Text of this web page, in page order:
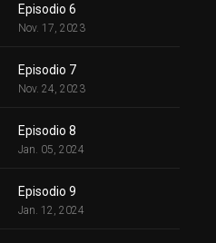
Episodio 6
Nov. 17, 2023
Episodio 7
Nov. 24, 2023
Episodio 8
Jan. 05, 2024
Episodio 9
Jan. 12, 2024